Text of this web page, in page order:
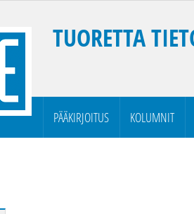
TUORETTA
PÄÄKIRJOITUS KOLUMNIT